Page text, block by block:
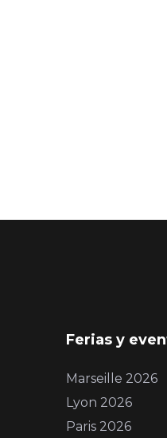
Ferias y
Marseille 2026
Lyon 2026
Paris 2026